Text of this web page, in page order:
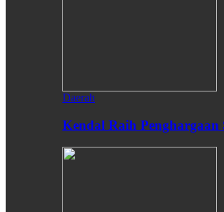
Daerah
Kendal Raih Penghargaan